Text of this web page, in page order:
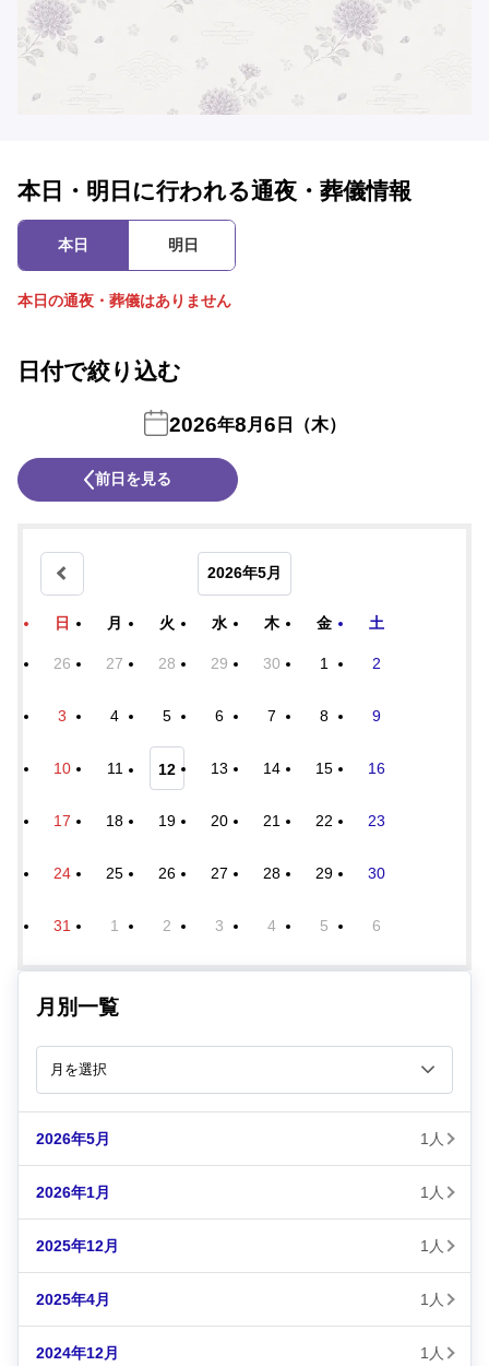
本日・明日に行われる通夜・葬儀情報
本日 明日
本日の通夜・葬儀はありません
日付で絞り込む
前日を見る
2026年8 月 6 日（木）
2026年5月
日 月 火 水 木 金 土
26 27 28 29 30 1 2
3 4 5 6 7 8 9
10 11 12 13 14 15 16
17 18 19 20 21 22 23
24 25 26 27 28 29 30
31 1 2 3 4 5 6
月別一覧
2026年5月 1人
2026年1月 1人
2025年12月 1人
2025年4月 1人
2024年12月 1人